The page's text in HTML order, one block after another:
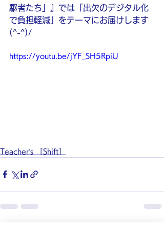
駆者たち」』では「出欠のデジタル化
で負担軽減」をテーマにお届けします
(^-^)/
https://youtu.be/jYF_SH5RpiU
Teacher’s ［Shift］